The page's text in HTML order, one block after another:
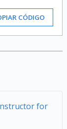
CÓDIGO
for